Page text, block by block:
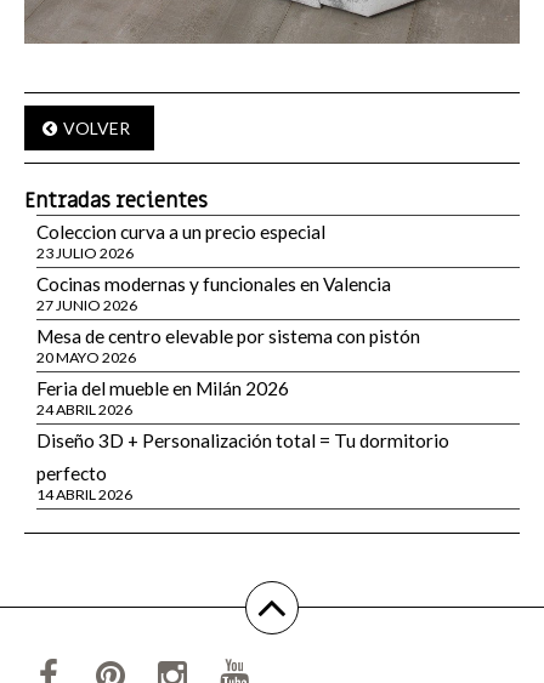
VOLVER
Entradas recientes
Coleccion curva a un precio especial
23 JULIO 2026
Cocinas modernas y funcionales en Valencia
27 JUNIO 2026
Mesa de centro elevable por sistema con pistón
20 MAYO 2026
Feria del mueble en Milán 2026
24 ABRIL 2026
Diseño 3D + Personalización total = Tu dormitorio
perfecto
14 ABRIL 2026